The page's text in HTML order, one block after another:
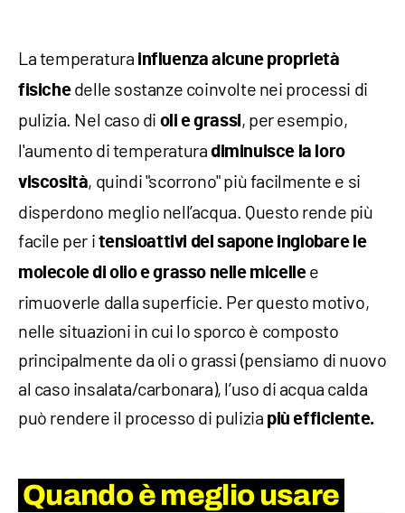
La temperatura influenza alcune proprietà
fisichedelle sostanze coinvolte nei processi di
pulizia. Nel caso di oli e grassi, per esempio,
l'aumento di temperaturadiminuisce la loro
viscosità, quindi "scorrono" più facilmente e si
disperdono meglio nell’acqua. Questo rende più
facile per i tensioattivi del sapone inglobare le
molecole di olio e grasso nelle micellee
rimuoverle dalla superficie. Per questo motivo,
nelle situazioni in cui lo sporco è composto
principalmente da oli o grassi (pensiamo di nuovo
al caso insalata/carbonara), l’uso di acqua calda
può rendere il processo di pulizia più efficiente.
Quando è meglio usare